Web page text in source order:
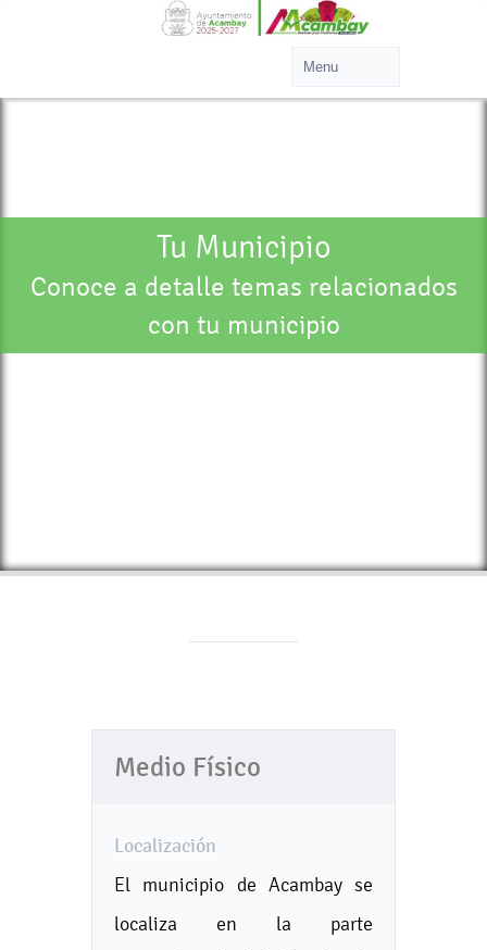
Tu Municipio
Conoce a detalle temas relacionados
con tu municipio
Medio Físico
Localización
El municipio de Acambay se
localiza en la parte